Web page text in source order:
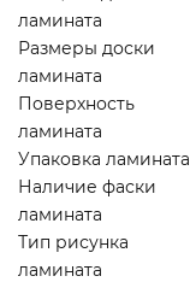
ламината
Размеры доски
ламината
Поверхность
ламината
Упаковка ламината
Наличие фаски
ламината
Тип рисунка
ламината